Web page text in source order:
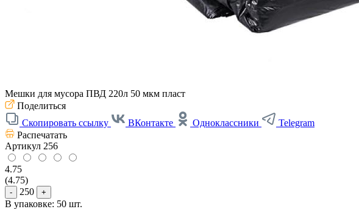
Мешки для мусора ПВД 220л 50 мкм пласт
Поделиться
Скопировать ссылку
ВКонтакте Одноклассники
Telegram
Распечатать
Артикул 256
4.75
(4.75)
- 250 +
В упаковке: 50 шт.